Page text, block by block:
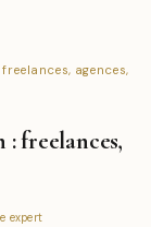
agences,
freelances,
expert